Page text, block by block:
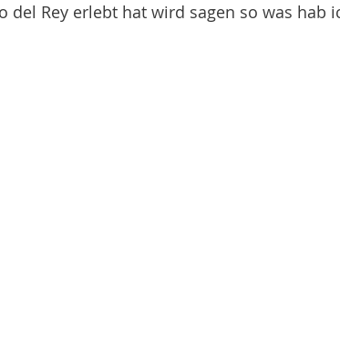
del Rey erlebt hat wird sagen so was hab